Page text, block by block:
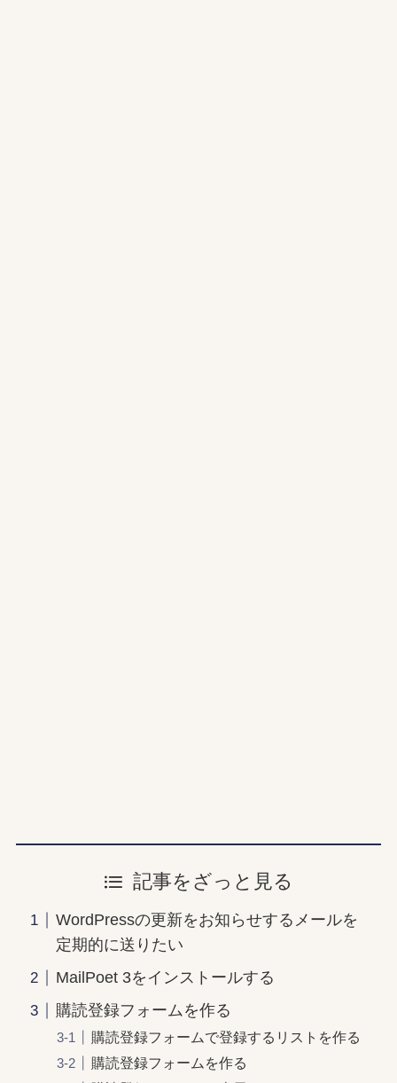
記事をざっと見る
WordPressの更新をお知らせするメールを
定期的に送りたい
MailPoet 3をインストールする
購読登録フォームを作る
購読登録フォームで登録するリストを作る
購読登録フォームを作る